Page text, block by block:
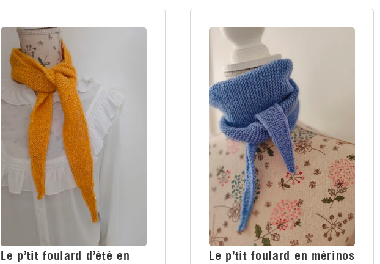
Le p’tit foulard d’été en
Le p’tit foulard en mérinos